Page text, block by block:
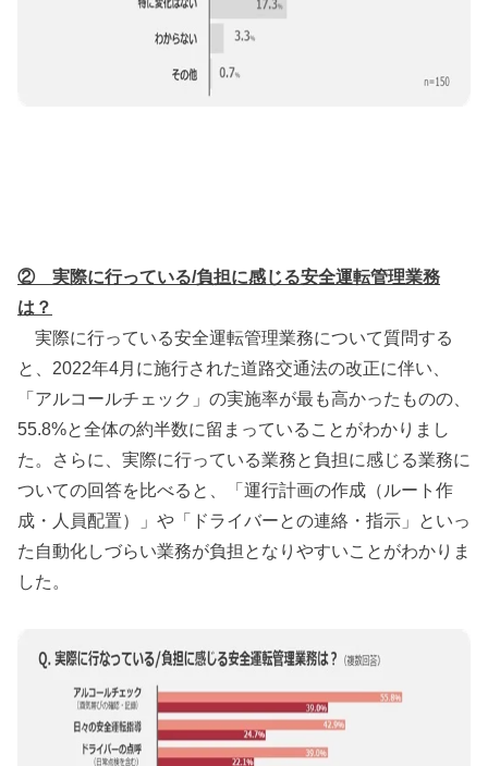
② 実際に行っている/負担に感じる安全運転管理業務
は？
実際に行っている安全運転管理業務について質問する
と、2022年4月に施行された道路交通法の改正に伴い、
「アルコールチェック」の実施率が最も高かったものの、
55.8%と全体の約半数に留まっていることがわかりまし
た。さらに、実際に行っている業務と負担に感じる業務に
ついての回答を比べると、「運行計画の作成（ルート作
成・人員配置）」や「ドライバーとの連絡・指示」といっ
た自動化しづらい業務が負担となりやすいことがわかりま
した。